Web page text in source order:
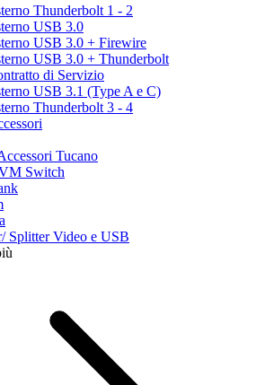
Thunderbolt 1 - 2
USB 3.0
USB 3.0 + Firewire
USB 3.0 + Thunderbolt
di Servizio
USB 3.1 (Type A e C)
Thunderbolt 3 - 4
Tucano
Switch
Splitter Video e USB